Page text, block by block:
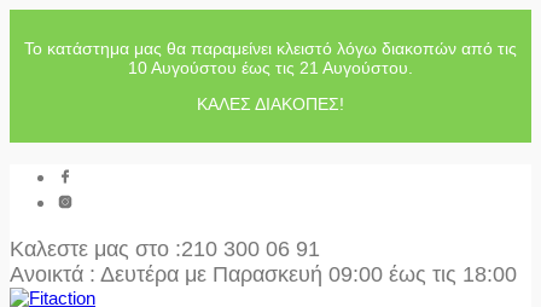
Το κατάστημα μας θα παραμείνει κλειστό λόγω διακοπών από τις
10 Αυγούστου έως τις 21 Αυγούστου.
ΚΑΛΕΣ ΔΙΑΚΟΠΕΣ!
Καλεστε μας στο :210 300 06 91
Ανοικτά : Δευτέρα με Παρασκευή 09:00 έως τις 18:00